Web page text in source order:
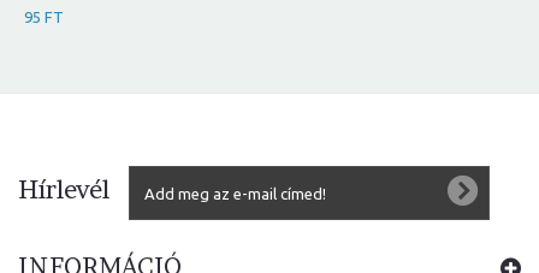
95 FT
Hírlevél